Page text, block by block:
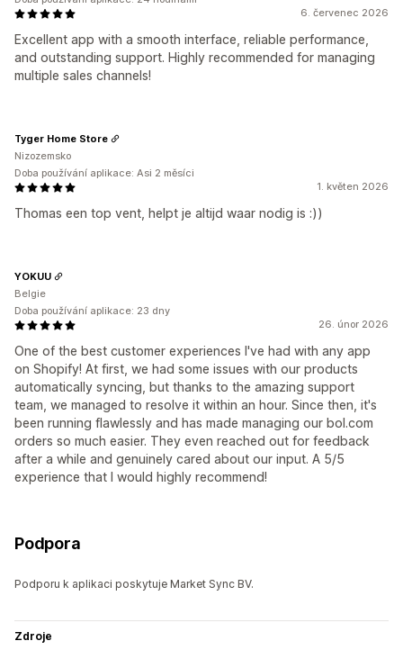
6. červenec 2026
Excellent app with a smooth interface, reliable performance,
and outstanding support. Highly recommended for managing
multiple sales channels!
1. květen 2026
Thomas een top vent, helpt je altijd waar nodig is :))
Tyger Home Store
Nizozemsko
Doba používání aplikace: Asi 2 měsíci
26. únor 2026
One of the best customer experiences I've had with any app
on Shopify! At first, we had some issues with our products
automatically syncing, but thanks to the amazing support
team, we managed to resolve it within an hour. Since then, it's
been running flawlessly and has made managing our bol.com
orders so much easier. They even reached out for feedback
after a while and genuinely cared about our input. A 5/5
experience that I would highly recommend!
YOKUU
Belgie
Doba používání aplikace: 23 dny
Podpora
Podporu k aplikaci poskytuje Market Sync BV.
Zdroje